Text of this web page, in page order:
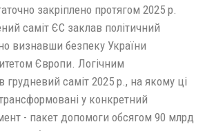
закріплено протягом 2025 р.
саміт ЄС заклав політичний
визнавши безпеку України
Європи. Логічним
саміт 2025 р., на якому ці
у конкретний
- пакет допомоги обсягом 90 млрд